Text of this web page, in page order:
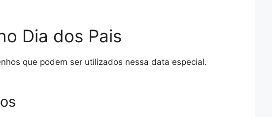
Dia dos Pais
que podem ser utilizados nessa data especial.